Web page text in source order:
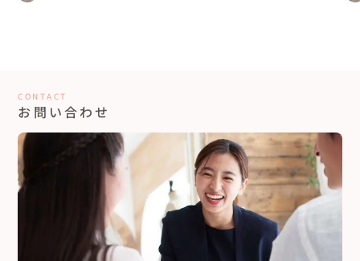
CONTACT
お問い合わせ